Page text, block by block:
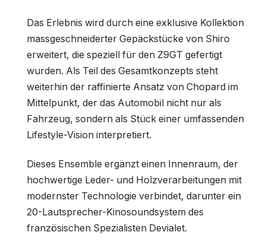
Das Erlebnis wird durch eine exklusive Kollektion
massgeschneiderter Gepäckstücke von Shiro
erweitert, die speziell für den Z9GT gefertigt
wurden. Als Teil des Gesamtkonzepts steht
weiterhin der raffinierte Ansatz von Chopard im
Mittelpunkt, der das Automobil nicht nur als
Fahrzeug, sondern als Stück einer umfassenden
Lifestyle-Vision interpretiert.
Dieses Ensemble ergänzt einen Innenraum, der
hochwertige Leder- und Holzverarbeitungen mit
modernster Technologie verbindet, darunter ein
20-Lautsprecher-Kinosoundsystem des
französischen Spezialisten Devialet.